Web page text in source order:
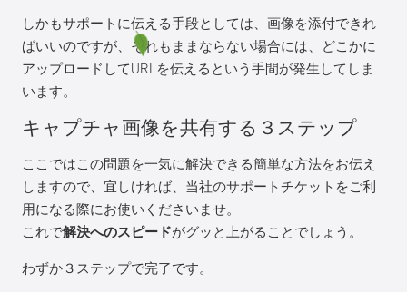
しかもサポートに伝える手段としては、画像を添付できれ
ばいいのですが、それもままならない場合には、どこかに
アップロードしてURLを伝えるという手間が発生してしま
います。
キャプチャ画像を共有する３ステップ
ここではこの問題を一気に解決できる簡単な方法をお伝え
しますので、宜しければ、当社のサポートチケットをご利
用になる際にお使いくださいませ。
これで解決へのスピードがグッと上がることでしょう。
わずか３ステップで完了です。